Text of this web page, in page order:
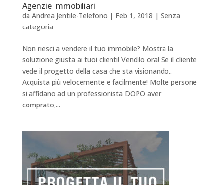
Agenzie Immobiliari
da Andrea Jentile-Telefono | Feb 1, 2018 | Senza
categoria
Non riesci a vendere il tuo immobile? Mostra la
soluzione giusta ai tuoi clienti! Vendilo ora! Se il cliente
vede il progetto della casa che sta visionando..
Acquista più velocemente e facilmente! Molte persone
si affidano ad un professionista DOPO aver
comprato,...